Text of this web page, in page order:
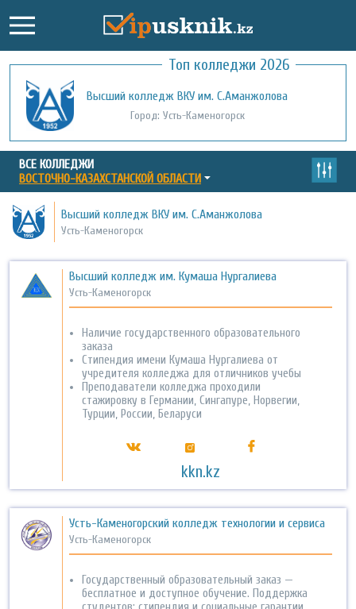
Топ колледжи 2026
Высший колледж ВКУ им. С.Аманжолова
Город: Усть-Каменогорск
Колледж КазНУ им. аль-Фараби
Город: Алматы
ВСЕ КОЛЛЕДЖИ
ВОСТОЧНО-КАЗАХСТАНСКОЙ ОБЛАСТИ
Высший колледж ВКУ им. С.Аманжолова
Усть-Каменогорск
Высший колледж им. Кумаша Нургалиева
Усть-Каменогорск
Наличие государственного образовательного
заказа
Cтипендия имени Кумаша Нургалиева от
учредителя колледжа для отличников учебы
Преподаватели колледжа проходили
стажировку в Германии, Сингапуре, Норвегии,
Турции, России, Беларуси
kkn.kz
Усть-Каменогорский колледж технологии и сервиса
Усть-Каменогорск
Государственный образовательный заказ —
бесплатное и доступное обучение. Поддержка